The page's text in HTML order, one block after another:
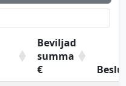
Beviljad
summa
€